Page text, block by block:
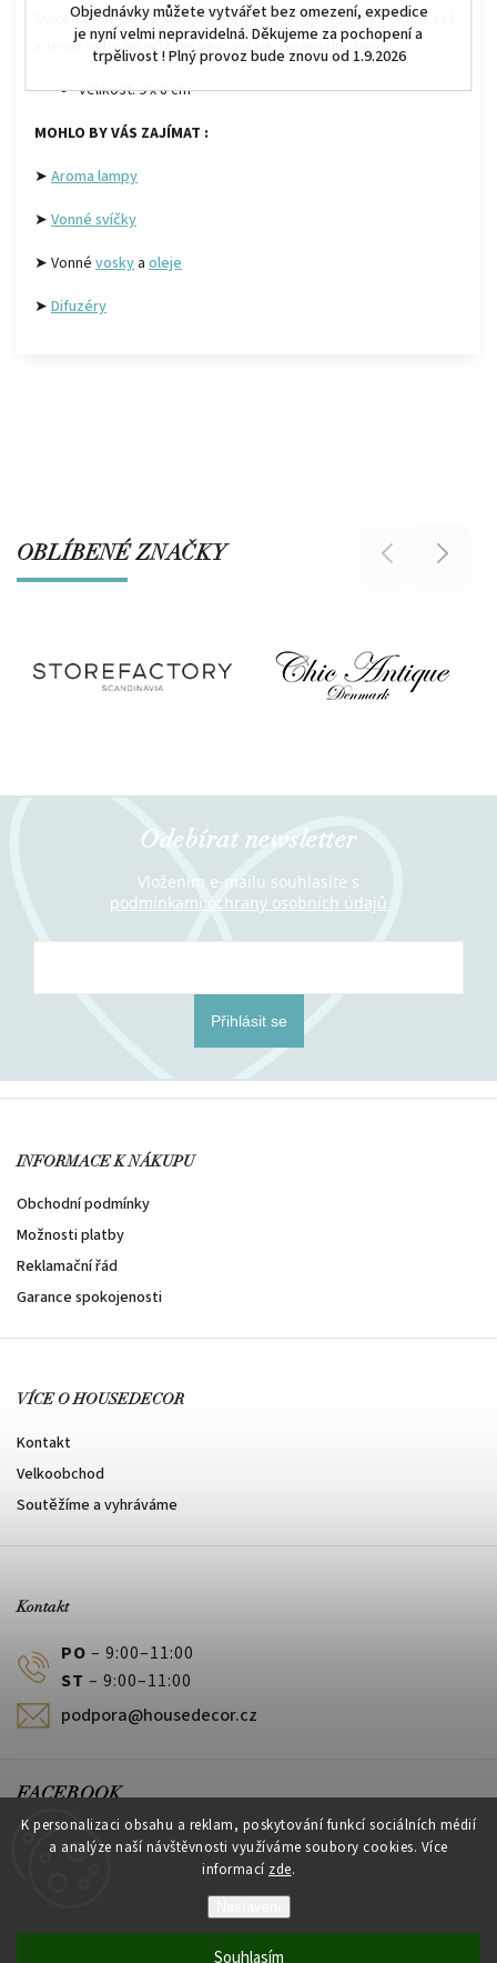
K personalizaci obsahu a reklam, poskytování funkcí sociálních médií
a analýze naší návštěvnosti využíváme soubory cookies. Více
informací zde.
Souhlasím
Objednávky můžete vytvářet bez omezení, expedice
je nyní velmi nepravidelná. Děkujeme za pochopení a
trpělivost ! Plný provoz bude znovu od 1.9.2026
Svícen z mléčného skla zdobený roztomilými srdíčky doladí váš
interiér nebo jej můžete věnovat jako originální dárek.
velikost: 9 x 8 cm
MOHLO BY VÁS ZAJÍMAT :
➤ Aroma lampy
➤ Vonné svíčky
➤ Vonné vosky a oleje
➤ Difuzéry
OBLÍBENÉ ZNAČKY Previous Next
Odebírat newsletter
Vložením e-mailu souhlasíte s
podmínkami ochrany osobních údajů
Přihlásit se
INFORMACE K NÁKUPU
Obchodní podmínky
Možnosti platby
Reklamační řád
Garance spokojenosti
VÍCE O HOUSEDECOR
Kontakt
Velkoobchod
Soutěžíme a vyhráváme
Kontakt
PO – 9:00–11:00
ST – 9:00–11:00
podpora@housedecor.cz
FACEBOOK